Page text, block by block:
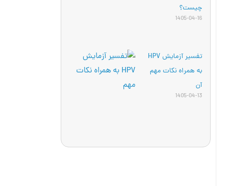
چیست؟
1405-04-16
تفسیر آزمایش HPV
به همراه نکات مهم
آن
1405-04-13